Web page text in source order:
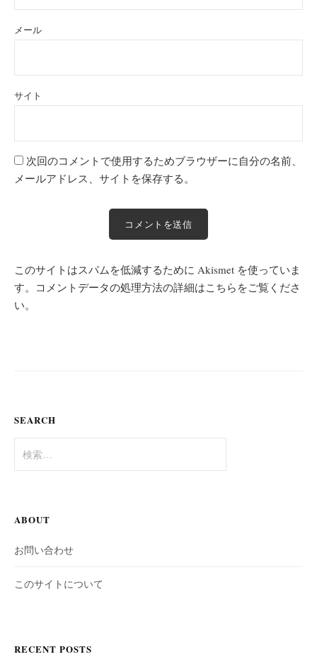
メール
サイト
次回のコメントで使用するためブラウザーに自分の名前、
メールアドレス、サイトを保存する。
このサイトはスパムを低減するために Akismet を使っていま
す。 コメントデータの処理方法の詳細はこちらをご覧くださ
い。
SEARCH
索:
ABOUT
お問い合わせ
このサイトについて
RECENT POSTS